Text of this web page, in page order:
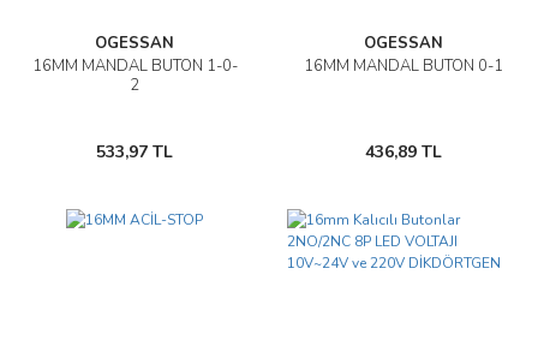
OGESSAN
16MM MANDAL BUTON 1-0-
2
533,97 TL
OGESSAN
16MM MANDAL BUTON 0-1
436,89 TL